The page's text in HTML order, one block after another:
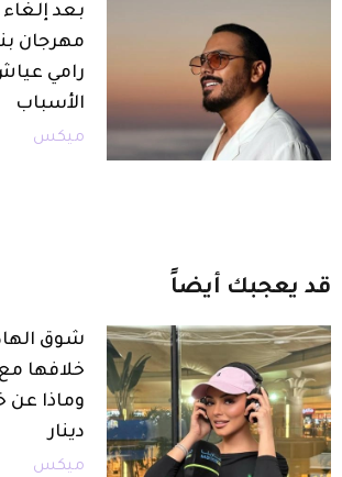
بعد
مهرجان
رامي
الأسباب
ميكس
قد يعجبك أيضاً
شوق
خلافها
دينار
ميكس